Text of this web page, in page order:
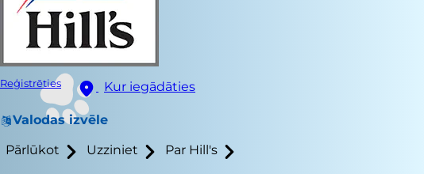
Reģistrēties Kur iegādāties
Valodas izvēle
Pārlūkot Uzziniet Par Hill's